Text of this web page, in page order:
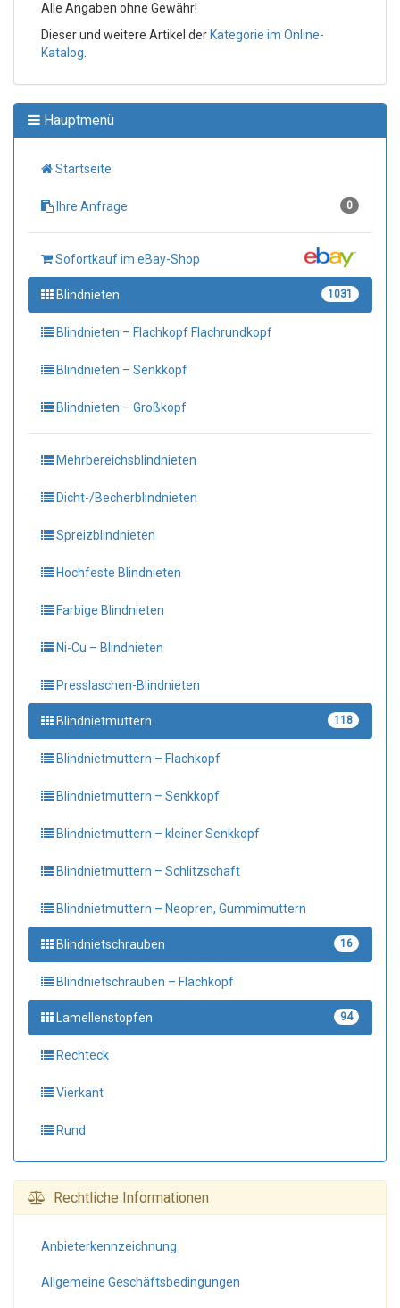
Alle Angaben ohne Gewähr!
Dieser und weitere Artikel der Kategorie im Online-
Katalog
Hauptmenü
Startseite
Ihre Anfrage 0
Sofortkauf im eBay-Shop
Blindnieten 1031
Blindnieten – Flachkopf Flachrundkopf
Blindnieten – Senkkopf
Blindnieten – Großkopf
Mehrbereichsblindnieten
Dicht-/Becherblindnieten
Spreizblindnieten
Hochfeste Blindnieten
Farbige Blindnieten
Ni-Cu – Blindnieten
Presslaschen-Blindnieten
Blindnietmuttern 118
Blindnietmuttern – Flachkopf
Blindnietmuttern – Senkkopf
Blindnietmuttern – kleiner Senkkopf
Blindnietmuttern – Schlitzschaft
Blindnietmuttern – Neopren, Gummimuttern
Blindnietschrauben 16
Blindnietschrauben – Flachkopf
Lamellenstopfen 94
Rechteck
Vierkant
Rund
Rechtliche Informationen
Anbieter­kennzeichnung
Allgemeine Geschäfts­bedingungen